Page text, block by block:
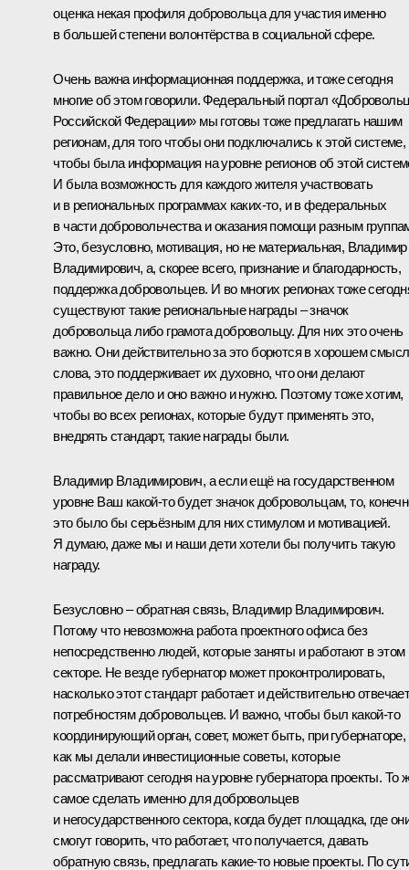
оценка некая профиля добровольца для участия именно
в большей степени волонтёрства в социальной сфере.
Очень важна информационная поддержка, и тоже сегодня
многие об этом говорили. Федеральный портал
Российской Федерации» мы готовы тоже предлагать нашим
регионам, для того чтобы они подключались к этой системе,
чтобы была информация на уровне регионов об этой
И была возможность для каждого жителя участвовать
и в региональных программах каких‑то, и в федеральных
в части добровольчества и оказания помощи разным
Это, безусловно, мотивация, но не материальная, Владимир
Владимирович, а, скорее всего, признание и благодарность,
поддержка добровольцев. И во многих регионах тоже
существуют такие региональные награды – значок
добровольца либо грамота добровольцу. Для них это очень
важно. Они действительно за это борются в хорошем
слова, это поддерживает их духовно, что они делают
правильное дело и оно важно и нужно. Поэтому тоже хотим,
чтобы во всех регионах, которые будут применять это,
внедрять стандарт, такие награды были.
Владимир Владимирович, а если ещё на государственном
уровне Ваш какой‑то будет значок добровольцам, то,
это было бы серьёзным для них стимулом и мотивацией.
Я думаю, даже мы и наши дети хотели бы получить такую
награду.
Безусловно – обратная связь, Владимир Владимирович.
Потому что невозможна работа проектного офиса без
непосредственно людей, которые заняты и работают в этом
секторе. Не везде губернатор может проконтролировать,
насколько этот стандарт работает и действительно
потребностям добровольцев. И важно, чтобы был какой‑то
координирующий орган, совет, может быть, при губернаторе,
как мы делали инвестиционные советы, которые
рассматривают сегодня на уровне губернатора проекты. То
самое сделать именно для добровольцев
и негосударственного сектора, когда будет площадка, где
смогут говорить, что работает, что получается, давать
обратную связь, предлагать какие‑то новые проекты. По